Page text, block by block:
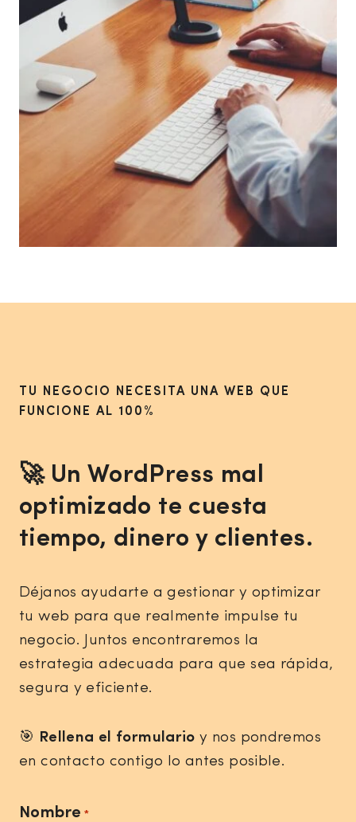
TU NEGOCIO NECESITA UNA WEB QUE
FUNCIONE AL 100%
🚀 Un WordPress mal
optimizado te cuesta
tiempo, dinero y clientes.
Déjanos ayudarte a gestionar y optimizar
tu web para que realmente impulse tu
negocio. Juntos encontraremos la
estrategia adecuada para que sea rápida,
segura y eficiente.
🎯 Rellena el formulario y nos pondremos
en contacto contigo lo antes posible.
Nombre *